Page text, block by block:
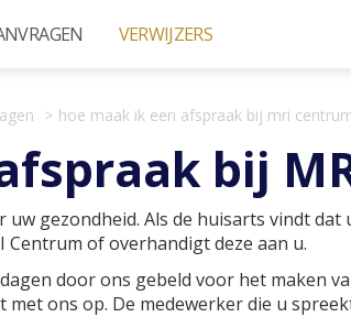
VERWIJZERS
hoe maak ik een afspraak bij mri
bij
gezondheid. Als de huisarts vindt
of overhandigt deze aan u.
door ons gebeld voor het maken
ons op. De medewerker die u